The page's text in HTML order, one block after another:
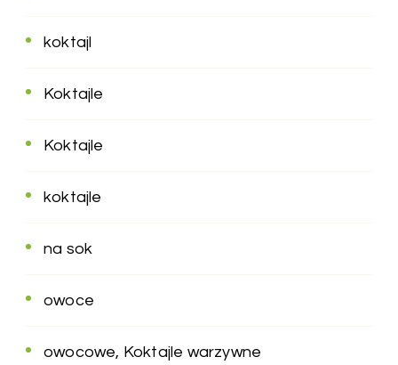
koktajl
Koktajle
Koktajle
koktajle
na sok
owoce
owocowe, Koktajle warzywne